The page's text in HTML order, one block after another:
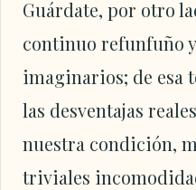
Guárdate, por otro
continuo refunfuño
imaginarios; de esa
las desventajas
nuestra condición,
triviales